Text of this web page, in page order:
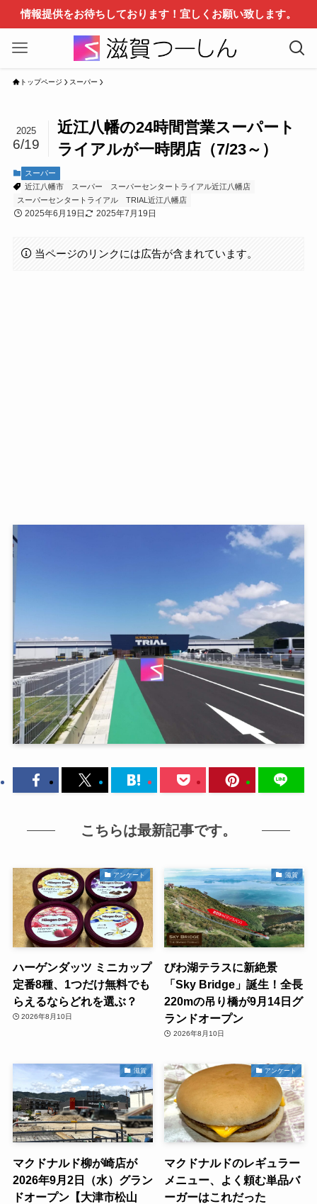
情報提供をお待ちしております！宜しくお願い致します。
トップページ スーパー
近江八幡の24時間営業スーパート
ライアルが一時閉店（7/23～）
2025
6/19
スーパー
近江八幡市
スーパー
スーパーセンタートライアル近江八幡店
スーパーセンタートライアル
TRIAL近江八幡店
2025年6月19日 2025年7月19日
当ページのリンクには広告が含まれています。
こちらは最新記事です。
アンケート
ハーゲンダッツ ミニカップ
定番8種、1つだけ無料でも
らえるならどれを選ぶ？
2026年8月10日
滋賀
びわ湖テラスに新絶景
「Sky Bridge」誕生！全長
220mの吊り橋が9月14日グ
ランドオープン
2026年8月10日
滋賀
マクドナルド柳が崎店が
2026年9月2日（水）グラン
ドオープン【大津市松山
アンケート
マクドナルドのレギュラー
メニュー、よく頼む単品バ
ーガーはこれだった